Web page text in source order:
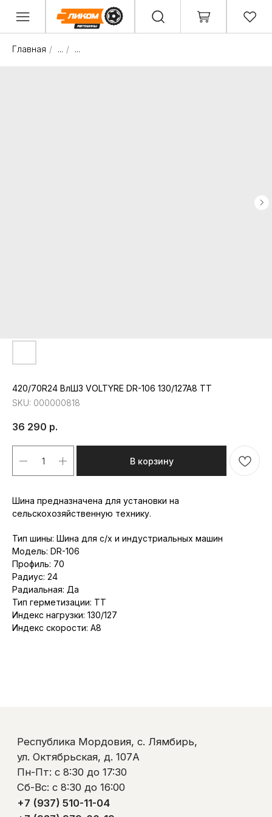
Главная / ... / ...
420/70R24 ВлШЗ VOLTYRE DR-106 130/127A8 TT
SKU: 000000818
36 290 р.
В корзину
Шина предназначена для установки на
сельскохозяйственную технику.
Тип шины: Шина для с/х и индустриальных машин
Модель: DR-106
Профиль: 70
Радиус: 24
Радиальная: Да
Тип герметизации: TT
Индекс нагрузки: 130/127
Индекс скорости: A8
Контакты
Полезно знать
Оплата и доставка
Обмен и возврат
ул. Октябрьская, д. 107А
Пн-Пт: с 8:30 до 17:30
Сб-Вс: с 8:30 до 16:00
+7 (937) 510-11-04
+7 (927) 979-00-19